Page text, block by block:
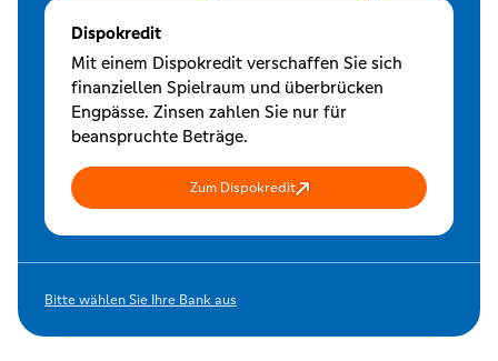
Dispokredit
Mit einem Dispokredit verschaffen Sie sich
finanziellen Spielraum und überbrücken
Engpässe. Zinsen zahlen Sie nur für
beanspruchte Beträge.
Zum Dispokredit
Bitte wählen Sie Ihre Bank aus